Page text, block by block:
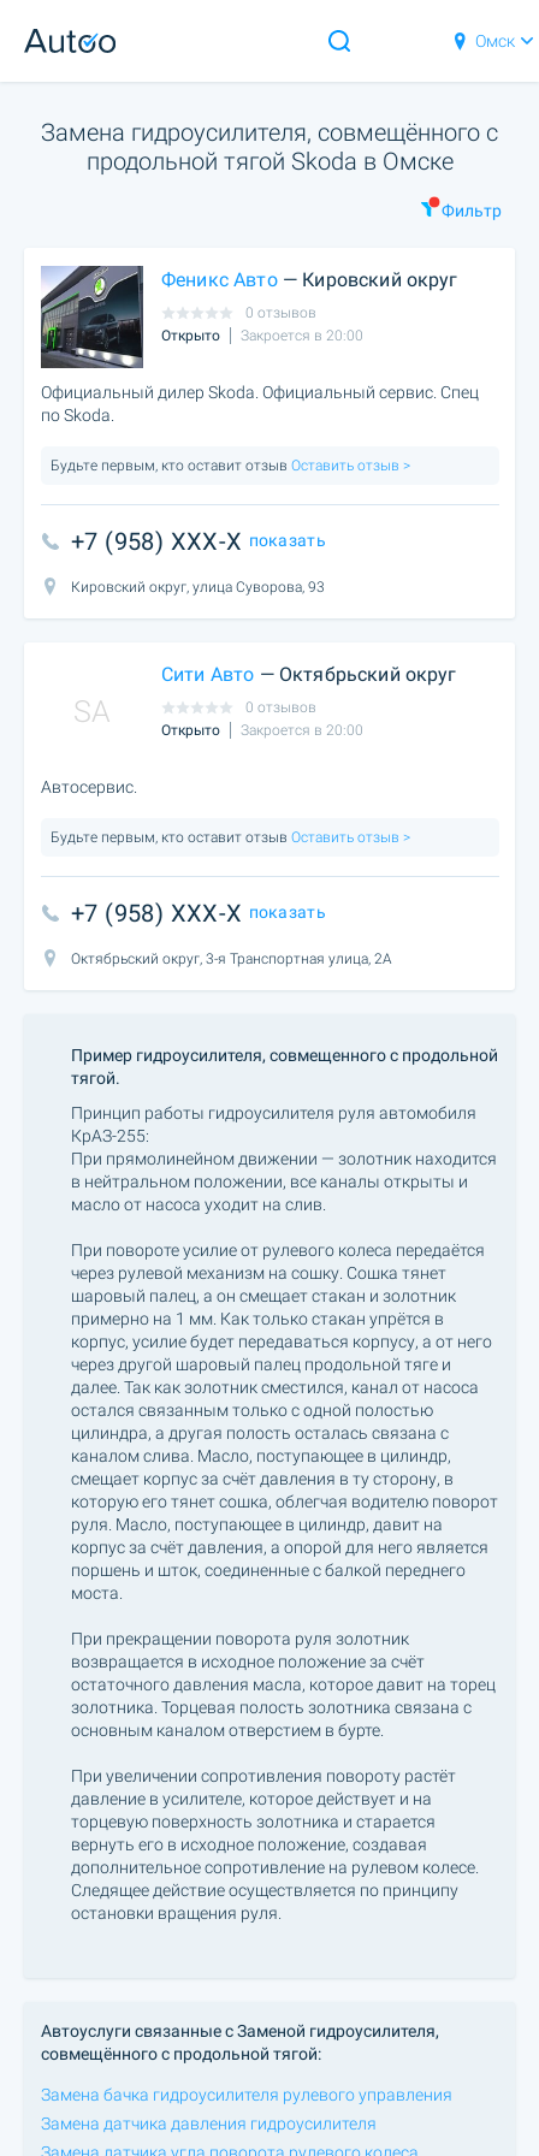
Омск
Замена гидроусилителя, совмещённого с
продольной тягой Skoda в Омске
Фильтр
Феникс Авто— Кировский округ
0 отзывов
Открыто
Закроется в 20:00
Официальный дилер Skoda. Официальный сервис. Спец
по Skoda.
Будьте первым, кто оставит отзыв Оставить отзыв >
+7 (958) XXX-X показать
Кировский округ, улица Суворова, 93
SA
Сити Авто — Октябрьский округ
0 отзывов
Открыто
Закроется в 20:00
Автосервис.
Будьте первым, кто оставит отзыв Оставить отзыв >
+7 (958) XXX-X показать
Октябрьский округ, 3-я Транспортная улица, 2А
Пример гидроусилителя, совмещенного с продольной
тягой.
Принцип работы гидроусилителя руля автомобиля
КрАЗ-255:
При прямолинейном движении — золотник находится
в нейтральном положении, все каналы открыты и
масло от насоса уходит на слив.
При повороте усилие от рулевого колеса передаётся
через рулевой механизм на сошку. Сошка тянет
шаровый палец, а он смещает стакан и золотник
примерно на 1 мм. Как только стакан упрётся в
корпус, усилие будет передаваться корпусу, а от него
через другой шаровый палец продольной тяге и
далее. Так как золотник сместился, канал от насоса
остался связанным только с одной полостью
цилиндра, а другая полость осталась связана с
каналом слива. Масло, поступающее в цилиндр,
смещает корпус за счёт давления в ту сторону, в
которую его тянет сошка, облегчая водителю поворот
руля. Масло, поступающее в цилиндр, давит на
корпус за счёт давления, а опорой для него является
поршень и шток, соединенные с балкой переднего
моста.
При прекращении поворота руля золотник
возвращается в исходное положение за счёт
остаточного давления масла, которое давит на торец
золотника. Торцевая полость золотника связана с
основным каналом отверстием в бурте.
При увеличении сопротивления повороту растёт
давление в усилителе, которое действует и на
торцевую поверхность золотника и старается
вернуть его в исходное положение, создавая
дополнительное сопротивление на рулевом колесе.
Следящее действие осуществляется по принципу
остановки вращения руля.
Автоуслуги связанные с Заменой гидроусилителя,
совмещённого с продольной тягой:
Замена бачка гидроусилителя рулевого управления
Замена датчика давления гидроусилителя